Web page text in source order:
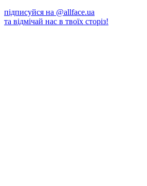
підписуйся на @allface.ua
та відмічай нас в твоїх сторіз!